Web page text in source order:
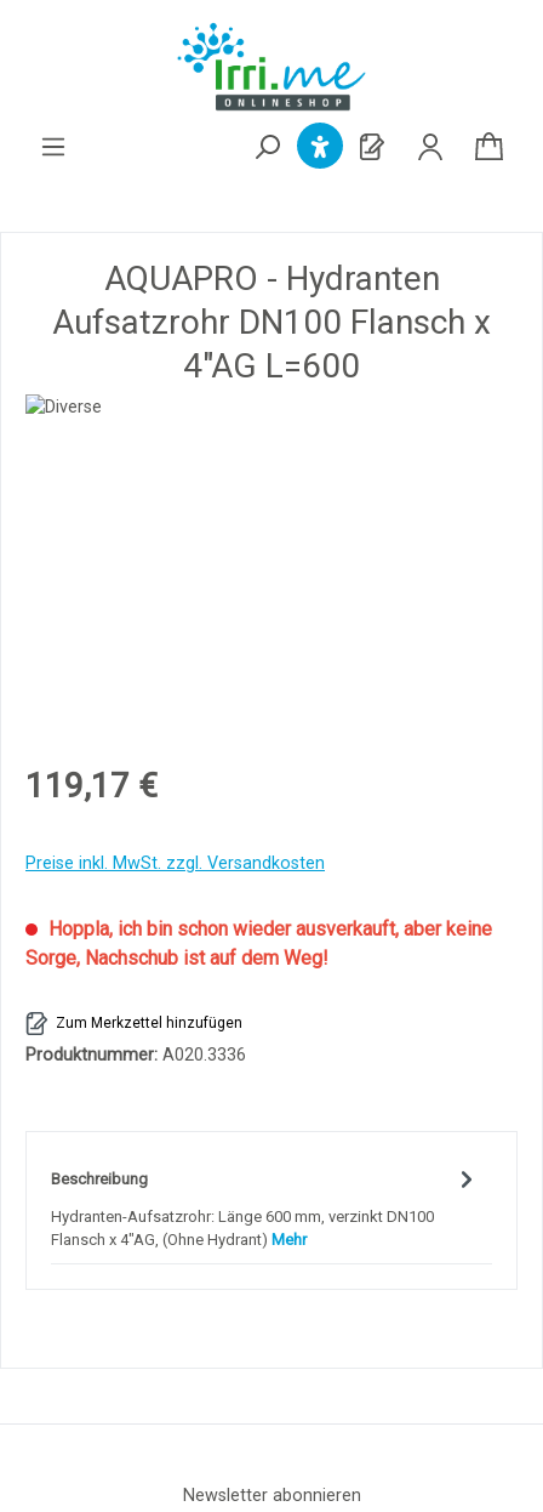
AQUAPRO - Hydranten
Aufsatzrohr DN100 Flansch x
4"AG L=600
119,17 €
Preise inkl. MwSt. zzgl. Versandkosten
Hoppla, ich bin schon wieder ausverkauft, aber keine
Sorge, Nachschub ist auf dem Weg!
Zum Merkzettel hinzufügen
Produktnummer: A020.3336
Beschreibung
Hydranten-Aufsatzrohr: Länge 600 mm, verzinkt DN100
Flansch x 4"AG, (Ohne Hydrant) Mehr
Newsletter abonnieren